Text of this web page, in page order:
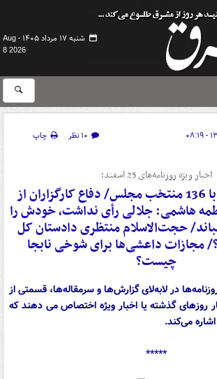
شنبه ۱۷ مرداد ۱۴۰۵ -
Aug
8 2026
۱۰ نظر
چاپ
اخبار ویژه روزنامه‌های 25 اسفند؛
رایزنی لاریجانی با 136 منتخب مجلس/ دفاع کارگزاران از
هاشمی: جلالی رأی نداشت، خودش را
حجت‌الاسلام منتظری دادستان کل
مجازات داعشی‌ها برای شوخی نابجا
چیست؟
در لابه‌لای گزارش‌ها و سرمقاله‌ها، قسمتی از
روزهای گذشته یا اخبار ویژه اختصاص می دهند که
می‌کند.
*****